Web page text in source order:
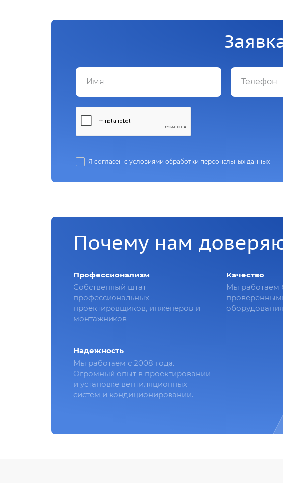
Я согласен с условиями обработки персональных данных
Почему нам
Профессионализм
Собственный штат
профессиональных
проектировщиков, инженеров и
монтажников
Качество
Мы работаем
оборудования
Надежность
Мы работаем с 2008 года.
Огромный опыт в проектировании
и установке вентиляционных
систем и кондиционировании.